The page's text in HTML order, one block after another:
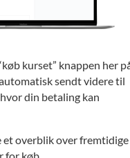
kurset” knappen her
sendt videre til
din betaling kan
et overblik over fremtidige